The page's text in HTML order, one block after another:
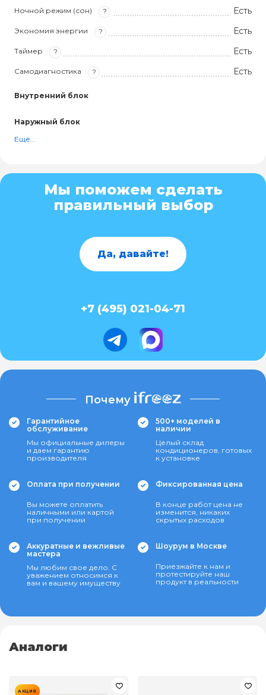
Ночной режим (сон) ? Есть
Экономия энергии ? Есть
Таймер ? Есть
Самодиагностика ? Есть
Внутренний блок
Наружный блок
Ещё...
Мы поможем сделать
правильный выбор
Да, давайте!
+7 (495) 021-04-71
Почему
Гарантийное
обслуживание
Мы официальные дилеры
и даем гарантию
производителя
500+ моделей в
наличии
Целый склад
кондиционеров, готовых
к установке
Оплата при получении
Вы можете оплатить
наличными или картой
при получении
Фиксированная цена
В конце работ цена не
изменится, никаких
скрытых расходов
Аккуратные и вежливые
мастера
Мы любим свое дело. С
уважением относимся к
вам и вашему имуществу
Шоурум в Москве
Приезжайте к нам и
протестируйте наш
продукт в реальности
Аналоги
АКЦИЯ